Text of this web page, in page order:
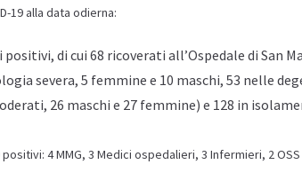
19 alla data odierna:
positivi, di cui 68 ricoverati all’Ospedale di San
severa, 5 femmine e 10 maschi, 53 nelle
26 maschi e 27 femmine) e 128 in
positivi: 4 MMG, 3 Medici ospedalieri, 3 Infermieri, 2 OSS